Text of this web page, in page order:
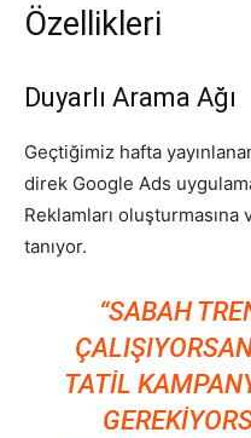
Özellikleri
Duyarlı Arama Ağı
Geçtiğimiz hafta
direk Google Ads
Reklamları
tanıyor.
“SABAH
TATIL